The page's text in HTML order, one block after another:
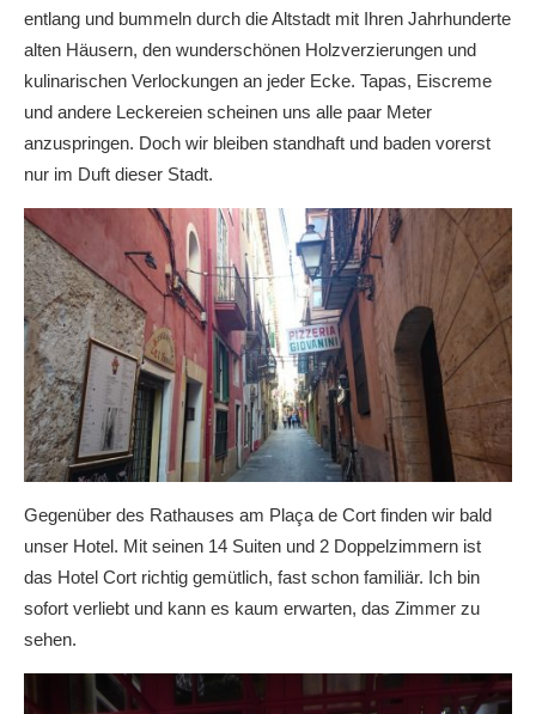
entlang und bummeln durch die Altstadt mit Ihren Jahrhunderte
alten Häusern, den wunderschönen Holzverzierungen und
kulinarischen Verlockungen an jeder Ecke. Tapas, Eiscreme
und andere Leckereien scheinen uns alle paar Meter
anzuspringen. Doch wir bleiben standhaft und baden vorerst
nur im Duft dieser Stadt.
Gegenüber des Rathauses am Plaça de Cort finden wir bald
unser Hotel. Mit seinen 14 Suiten und 2 Doppelzimmern ist
das Hotel Cort richtig gemütlich, fast schon familiär. Ich bin
sofort verliebt und kann es kaum erwarten, das Zimmer zu
sehen.